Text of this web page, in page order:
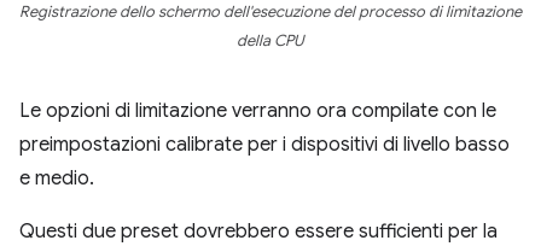
Registrazione dello schermo dell'esecuzione del processo di limitazione
della CPU
Le opzioni di limitazione verranno ora compilate con le
preimpostazioni calibrate per i dispositivi di livello basso
e medio.
Questi due preset dovrebbero essere sufficienti per la